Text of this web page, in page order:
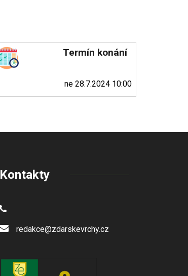
Termín konání
ne 28.7.2024 10:00
Kontakty
redakce@zdarskevrchy.cz